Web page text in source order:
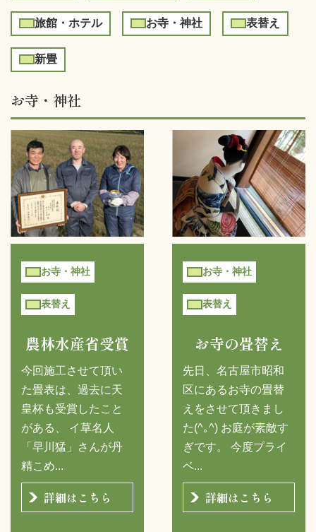
旅館・ホテル お寺・神社 表替え
新畳
お寺・神社
お寺・神社
表替え
農林水産省受賞
今回施工させて頂い
た畳表は、過去に天
皇杯も受賞したこと
がある、 イ草名人
「早川猛」さんが丹
精こめ...
詳細はこちら
お寺・神社
表替え
お寺の畳替え
先日、名古屋市昭和
区にあるお寺の畳替
えをさせて頂きまし
た(^｡^) お庭が素敵す
ぎです。 今度プライ
ベ...
詳細はこちら